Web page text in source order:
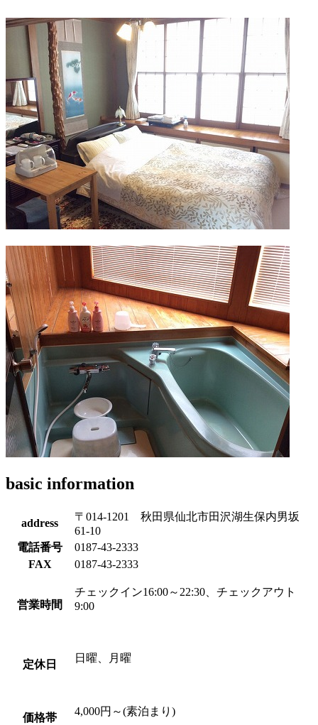
basic information
address
〒014-1201 秋田県仙北市田沢湖生保内男坂
61-10
電話番号
0187-43-2333
FAX
0187-43-2333
営業時間
チェックイン16:00～22:30、チェックアウト
9:00
定休日
日曜、月曜
価格帯
4,000円～(素泊まり)